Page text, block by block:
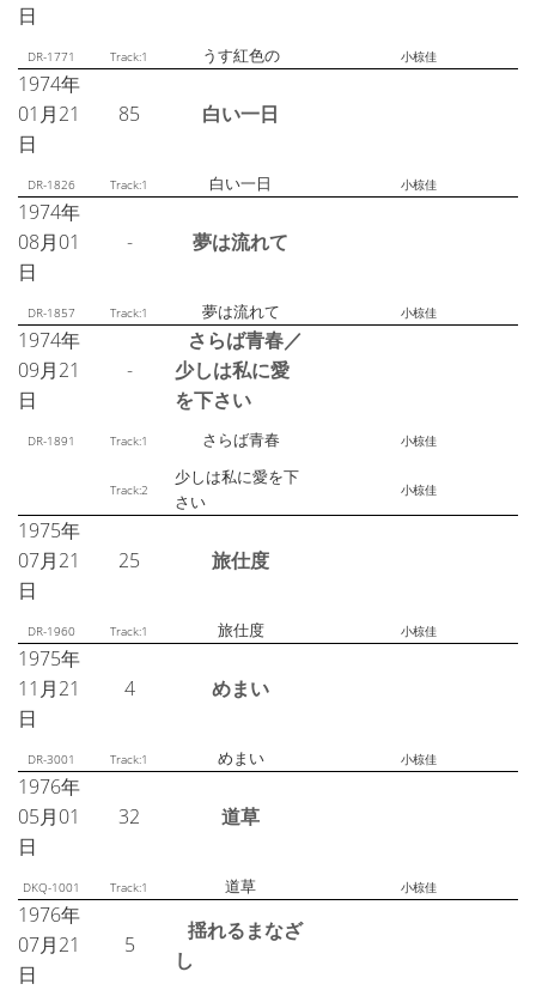
日
DR-1771 Track:1 うす紅色の 小椋佳
1974年
01月21
日
85 白い一日
DR-1826 Track:1 白い一日 小椋佳
1974年
08月01
日
- 夢は流れて
DR-1857 Track:1 夢は流れて 小椋佳
1974年
09月21
日
-
さらば青春／
少しは私に愛
を下さい
DR-1891 Track:1 さらば青春 小椋佳
Track:2
少しは私に愛を下
さい
小椋佳
1975年
07月21
日
25 旅仕度
DR-1960 Track:1 旅仕度 小椋佳
1975年
11月21
日
4 めまい
DR-3001 Track:1 めまい 小椋佳
1976年
05月01
日
32 道草
DKQ-1001 Track:1 道草 小椋佳
1976年
07月21
日
5
揺れるまなざ
し